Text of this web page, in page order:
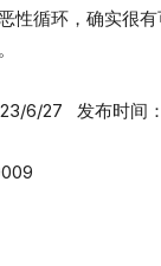
性循环，确实很
6/27 发布时间